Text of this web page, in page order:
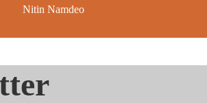
Nitin Namdeo